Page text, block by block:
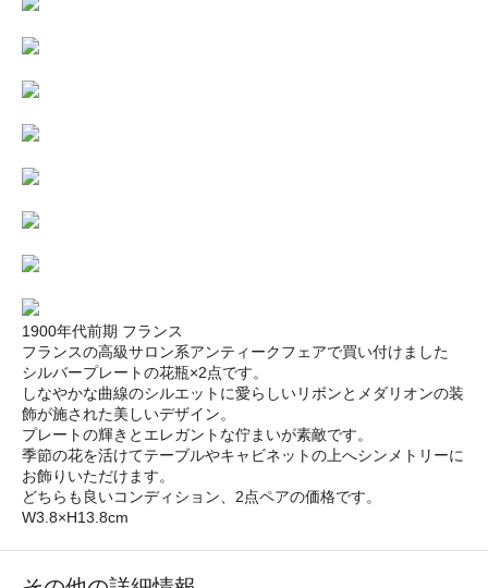
1900年代前期 フランス
フランスの高級サロン系アンティークフェアで買い付けました
シルバープレートの花瓶×2点です。
しなやかな曲線のシルエットに愛らしいリボンとメダリオンの装
飾が施された美しいデザイン。
プレートの輝きとエレガントな佇まいが素敵です。
季節の花を活けてテーブルやキャビネットの上へシンメトリーに
お飾りいただけます。
どちらも良いコンディション、2点ペアの価格です。
W3.8×H13.8cm